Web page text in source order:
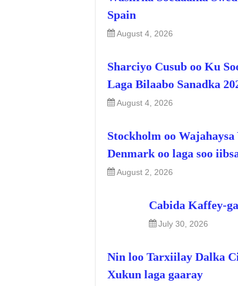
Spain
August 4, 2026
Sharciyo Cusub oo Ku
Laga Bilaabo Sanadka
August 4, 2026
Stockholm oo
Denmark oo laga soo
August 2, 2026
Cabida Kaffey-
July 30, 2026
Nin loo Tarxiilay Dalka
Xukun laga gaaray